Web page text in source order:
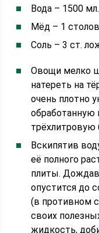
Вода – 1500 мл.
Мёд – 1
Соль – 3 ст.
Овощи мелко
натереть на
очень плотно
обработанную
трёхлитровую
Вскипятив
её полного
плиты.
опустится до
(в противном
своих
жидкость,